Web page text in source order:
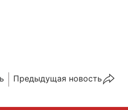
Предыдущая новость